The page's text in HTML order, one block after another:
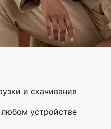
и скачивания
устройстве